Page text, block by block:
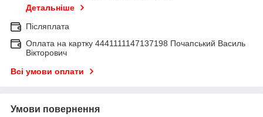
Детальніше
Післяплата
Оплата на картку 4441111147137198 Почапський Василь
Вікторович
Всі умови оплати
Умови повернення